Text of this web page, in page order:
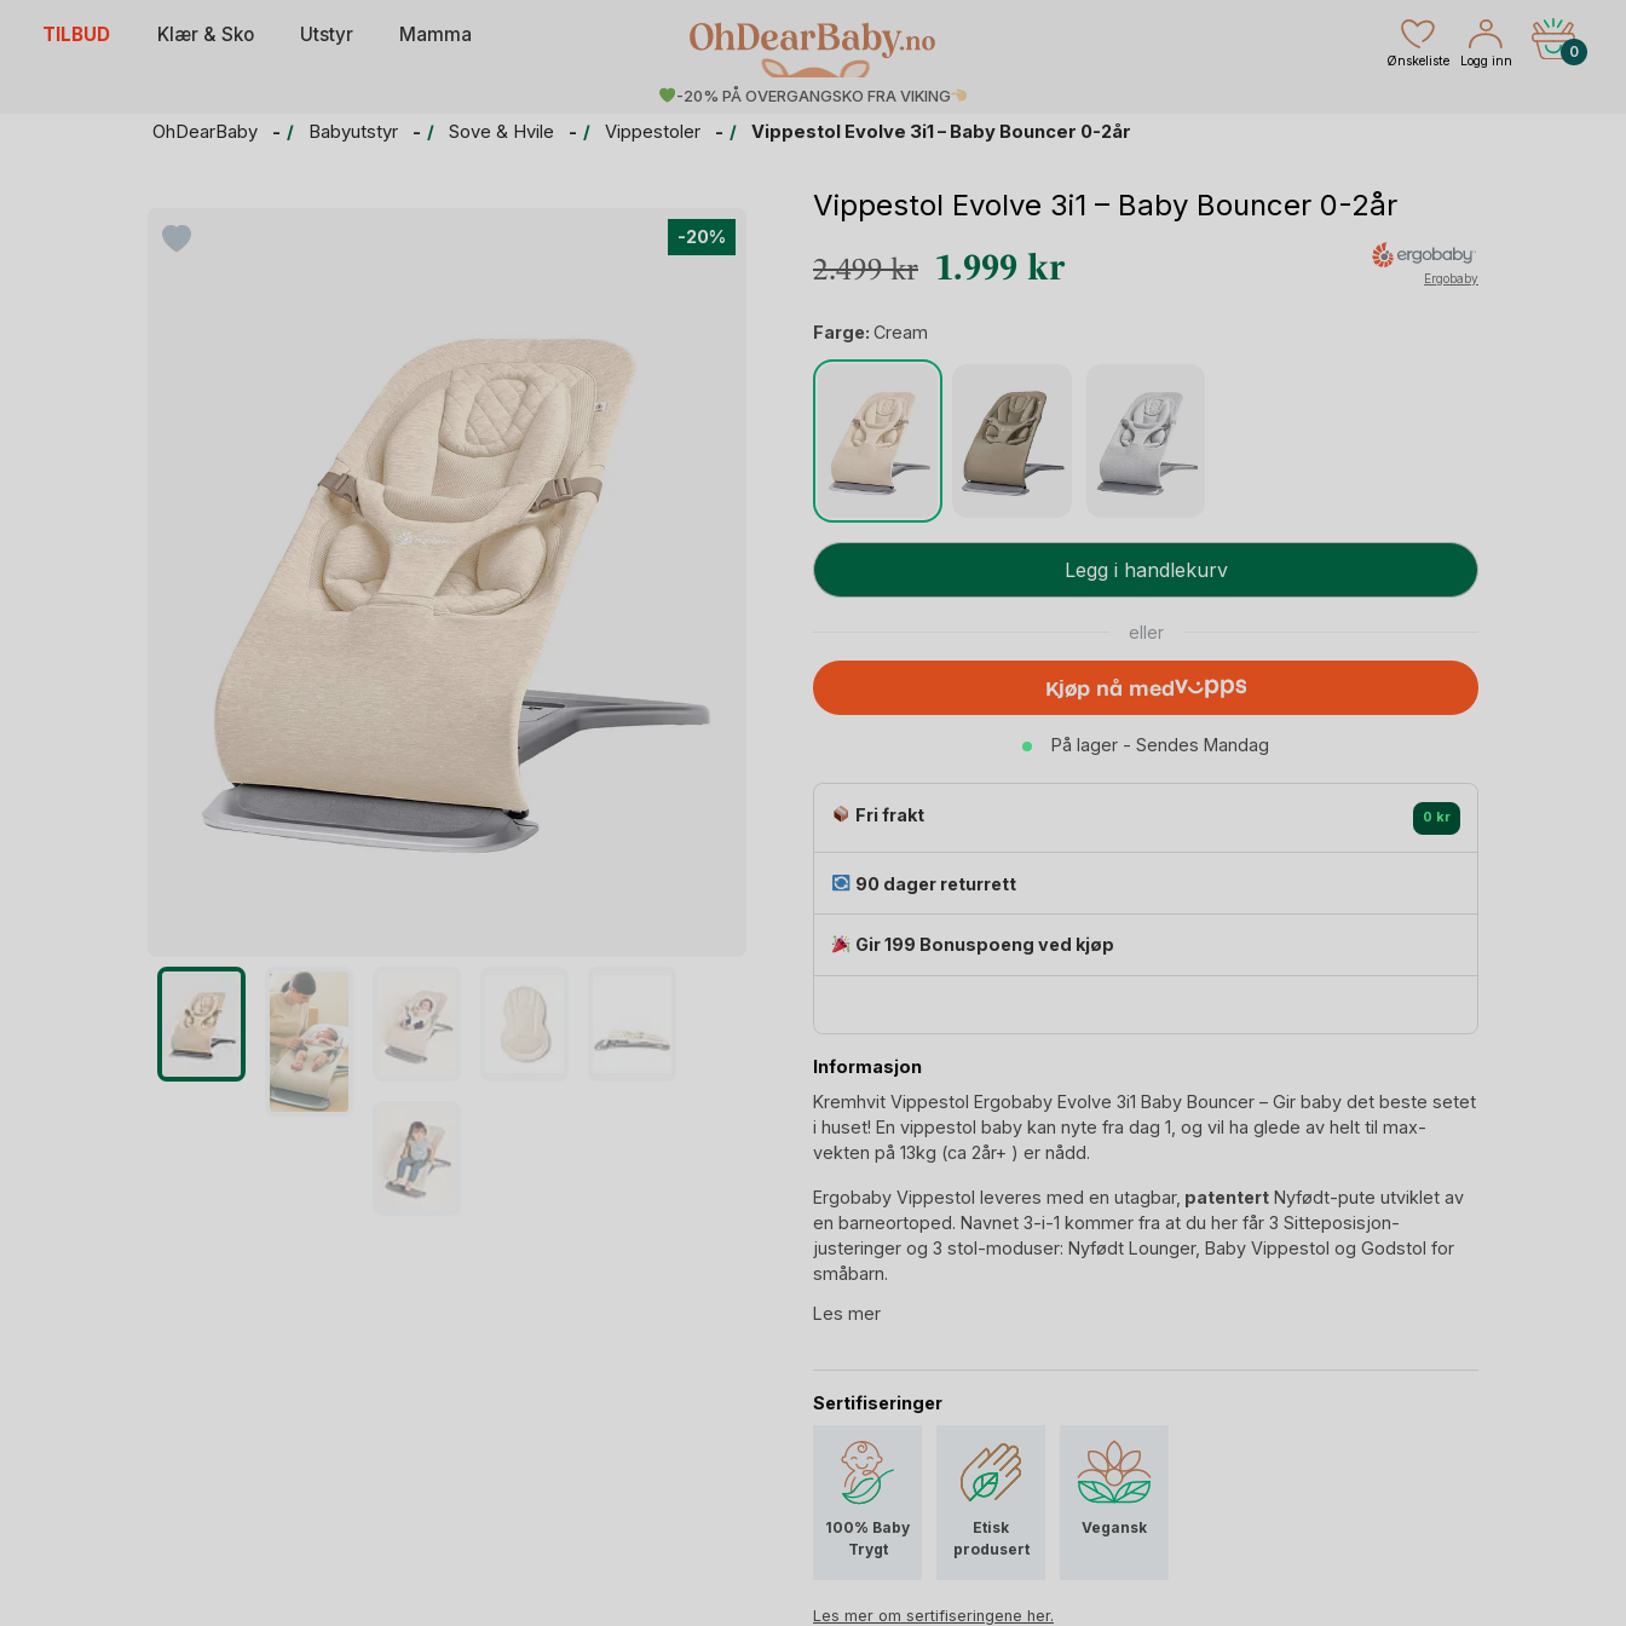
TILBUD Klær & Sko Utstyr Mamma
Ønskeliste Logg inn
0
-20% PÅ OVERGANGSKO FRA VIKING
OhDearBaby Babyutstyr Sove & Hvile Vippestoler Vippestol Evolve 3i1 – Baby Bouncer 0-2år
-20%
Vippestol Evolve 3i1 – Baby Bouncer 0-2år
2.499kr Opprinnelig
2.499 kr.
1.999 krNåværende
1.999 kr.
Ergobaby
Farge: Cream
Vippestol
Evolve
Baby
Bouncer
antall
Legg i handlekurv
eller
Kjøp nå med
På lager - Sendes Mandag
Fri frakt 0 kr
90 dager returrett
Gir 199 Bonuspoeng ved kjøp
Informasjon
Kremhvit Vippestol Ergobaby Evolve 3i1 Baby Bouncer – Gir baby det beste setet
i huset! En vippestol baby kan nyte fra dag 1, og vil ha glede av helt til max-
vekten på 13kg (ca 2år+ ) er nådd.
Ergobaby Vippestol leveres med en utagbar, patentert Nyfødt-pute utviklet av
en barneortoped. Navnet 3-i-1 kommer fra at du her får 3 Sitteposisjon-
justeringer og 3 stol-moduser: Nyfødt Lounger, Baby Vippestol og Godstol for
småbarn.
Les mer
Sertifiseringer
100% Baby
Trygt
Etisk
produsert
Vegansk
Les mer om sertifiseringene her.